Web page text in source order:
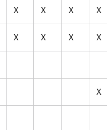
X X X X
X X X X
X